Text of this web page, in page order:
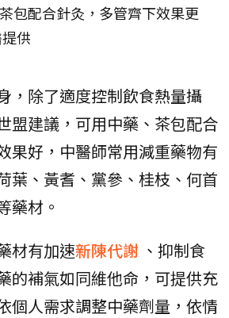
包配合針灸，多管齊下效果更
供
，除了適度控制飲食熱量攝
盟建議，可用中藥、茶包配合
果好，中醫師常用減重藥物有
葉、黃耆、黨參、桂枝、何首
藥材。
材有加速新陳代謝 、抑制食
的補氣如同維他命，可提供充
個人需求調整中藥劑量，依情